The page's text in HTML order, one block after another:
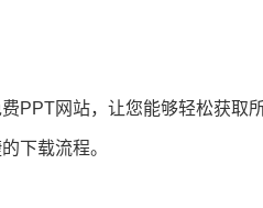
PPT网站，让您能够轻松获取
下载流程。